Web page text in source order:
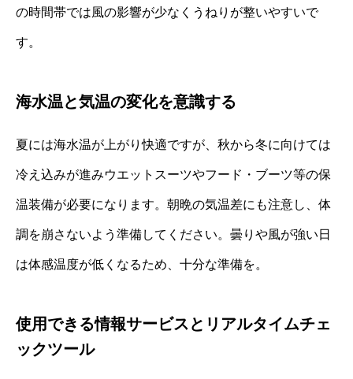
の時間帯では風の影響が少なくうねりが整いやすいで
す。
海水温と気温の変化を意識する
夏には海水温が上がり快適ですが、秋から冬に向けては
冷え込みが進みウエットスーツやフード・ブーツ等の保
温装備が必要になります。朝晩の気温差にも注意し、体
調を崩さないよう準備してください。曇りや風が強い日
は体感温度が低くなるため、十分な準備を。
使用できる情報サービスとリアルタイムチェ
ックツール